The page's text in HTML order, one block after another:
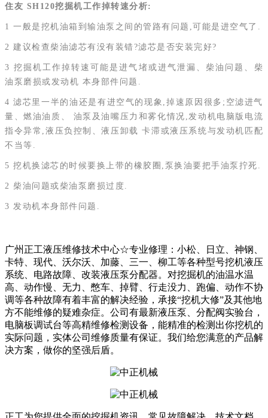
住友 SH120挖掘机工作掉转速分析:
1 一般是挖机油箱到输油泵之间的管路有问题,可能是进空气了.
2 建议检查柴油滤芯有没有装错?滤芯是否安装完好?
3 挖掘机工作掉转速可能是进气堵或进气泄漏、柴油问题、柴
油泵磨损或发动机 本身部件问题.
4 滤芯里一半的油还是有进空气的现象,掉速原因很多;空滤进气
量、燃油油质、 油泵及油嘴压力和雾化情况,发动机电脑版电流
指令异常,液压负控制、液压卸载 卡滞或液压系统与发动机匹配
不当等.
5 挖机换滤芯的时候要换上带的橡胶圈,泵换油要把手油泵拧死.
2 柴油问题或柴油泵磨损过度.
3 发动机本身部件问题.
广州正工液压维修技术中心☆专业修理：小松、日立、神钢、
卡特、现代、沃尔沃、加藤、三一、柳工等各种型号挖机液压
系统、电路故障、改装液压泵分配器。对挖掘机的油温水温
高、动作慢、无力、憋车、掉臂、行走没力、跑偏、动作不协
调等各种故障有着丰富的解决经验，承接“挖机大修”及其他地
方不能维修的疑难杂症。公司有最新液压泵、分配阀实验台，
电脑板调试台等高精维修检测设备，能精准的检测出你挖机的
实际问题，实体公司维修质量有保证。我们给您满意的产品解
决方案，做你的坚强后盾。